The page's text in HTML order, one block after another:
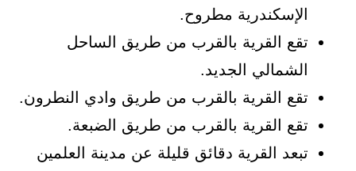
الإسكندرية مطروح.
تقع القرية بالقرب من طريق الساحل
الشمالي الجديد.
تقع القرية بالقرب من طريق وادي النطرون.
تقع القرية بالقرب من طريق الضبعة.
تبعد القرية دقائق قليلة عن مدينة العلمين